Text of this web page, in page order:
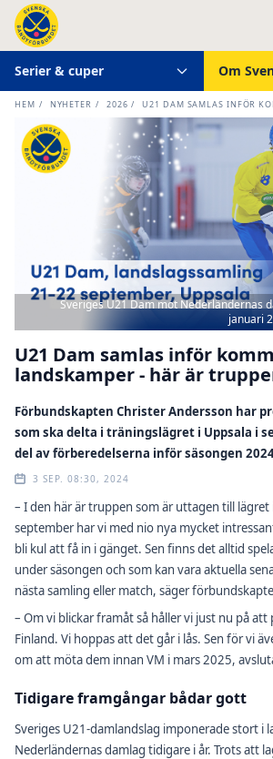
Serier & cuper Om
HEM / NYHETER / 2026 / U21 DAM SAMLAS INFÖR
Sveriges U21 Dam mot Nederländernas
januari
U21 Dam samlas inför
landskamper - här är
Förbundskapten Christer Andersson har
som ska delta i träningslägret i Uppsala i
del av förberedelserna inför säsongen
3 SEP. 08:30, 2024
– I den här är truppen som är uttagen till lägret
september har vi med nio nya mycket
bli kul att få in i gänget. Sen finns det alltid
under säsongen och som kan vara aktuella
nästa samling eller match, säger
– Om vi blickar framåt så håller vi just nu på
Finland. Vi hoppas att det går i lås. Sen för vi
om att möta dem innan VM i mars 2025,
Tidigare framgångar bådar gott
Sveriges U21-damlandslag imponerade stort i
Nederländernas damlag tidigare i år. Trots att